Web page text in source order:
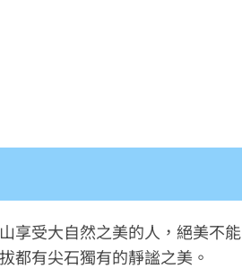
享受大自然之美的人，絕美不能
都有尖石獨有的靜謐之美。